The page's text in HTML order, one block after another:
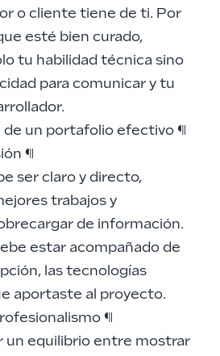
o cliente tiene de ti. Por
esté bien curado,
tu habilidad técnica sino
para comunicar y tu
de un portafolio efectivo ¶
¶
ser claro y directo,
trabajos y
de información.
estar acompañado de
las tecnologías
aportaste al proyecto.
¶
un equilibrio entre mostrar